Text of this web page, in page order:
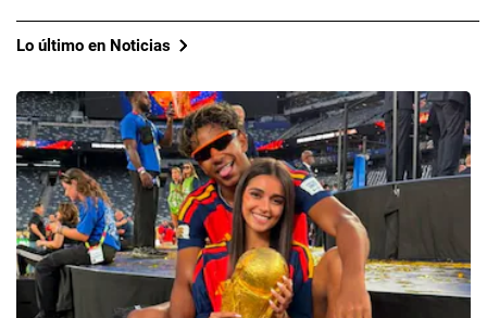
Lo último en Noticias